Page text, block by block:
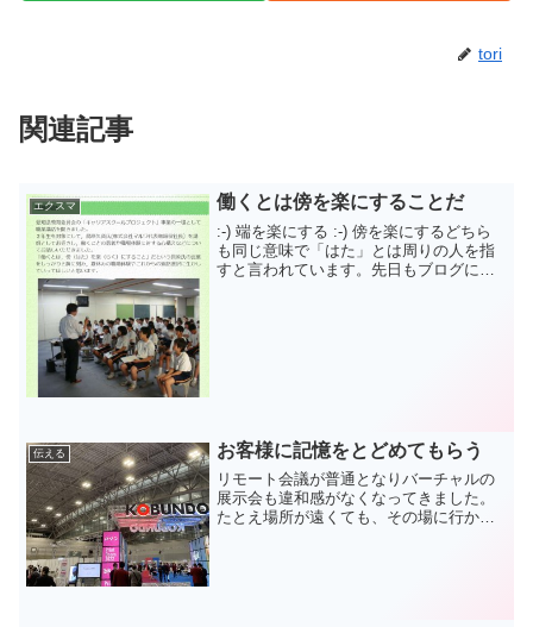
tori
関連記事
エクスマ 働くとは傍を楽にすることだ
:-) 端を楽にする :-) 傍を楽にするどちら
も同じ意味で「はた」とは周りの人を指
すと言われています。先日もブログに書
伝える お客様に記憶をとどめてもらう
リモート会議が普通となりバーチャルの
展示会も違和感がなくなってきました。
たとえ場所が遠くても、その場に行かな